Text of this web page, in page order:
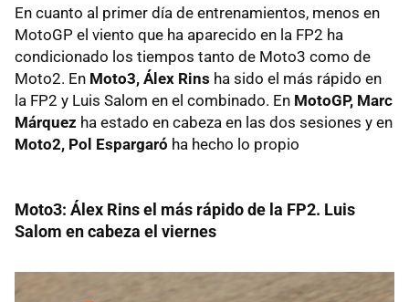
En cuanto al primer día de entrenamientos, menos en
MotoGP el viento que ha aparecido en la FP2 ha
condicionado los tiempos tanto de Moto3 como de
Moto2. En Moto3, Álex Rins ha sido el más rápido en
la FP2 y Luis Salom en el combinado. En MotoGP, Marc
Márquez ha estado en cabeza en las dos sesiones y en
Moto2, Pol Espargaró ha hecho lo propio
Moto3: Álex Rins el más rápido de la FP2. Luis
Salom en cabeza el viernes